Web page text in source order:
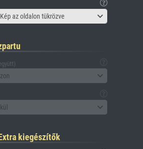
az oldalon tükrözve
kiegészítők